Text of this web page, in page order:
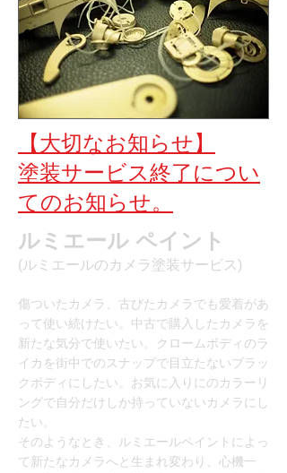
【大切なお知らせ】
塗装サービス終了につい
てのお知らせ。
ルミエール ペイント
(ルミエールのカメラ塗装サービス)
傷ついたカメラ、古びたカメラでも愛着があ
って使い続けたい。中古で購入したカメラを
新たな気分で使いたい。クロームボディのラ
イカを街中でのスナップで目立たないブラッ
クボディにしたい。お気に入りにのカラーリ
ングで自分だけしか持っていないカメラにし
たい。
そのようなとき、ルミエールペイントによっ
て新たなカメラへと生まれ変わり、心機一